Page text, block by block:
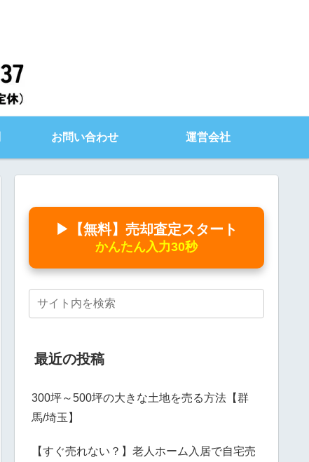
お問い合わせ 運営会社
▶【無料】売却査定スタート
かんたん入力30秒
最近の投稿
300坪～500坪の大きな土地を売る方法【群
馬/埼玉】
【すぐ売れない？】老人ホーム入居で自宅売